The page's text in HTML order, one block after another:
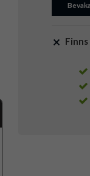
Bevaka
Finns